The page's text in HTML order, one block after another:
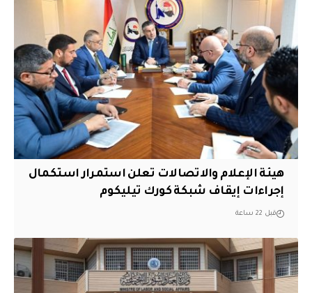
هيئة الإعلام والاتصالات تعلن استمرار استكمال
إجراءات إيقاف شبكة كورك تيليكوم
قبل 22 ساعة